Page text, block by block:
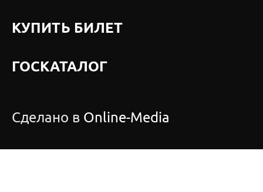
КУПИТЬ БИЛЕТ
ГОСКАТАЛОГ
Сделано в Online-Media